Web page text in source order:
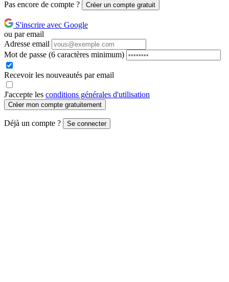
Pas encore de compte ? Créer un compte gratuit
S'inscrire avec Google
ou par email
Adresse email
Mot de passe (6 caractères minimum)
Recevoir les nouveautés par email
J'accepte les conditions générales d'utilisation
Créer mon compte gratuitement
Déjà un compte ? Se connecter